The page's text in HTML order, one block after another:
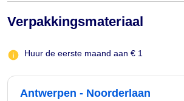
Verpakkingsmateriaal
Huur de eerste maand aan € 1
Antwerpen - Noorderlaan